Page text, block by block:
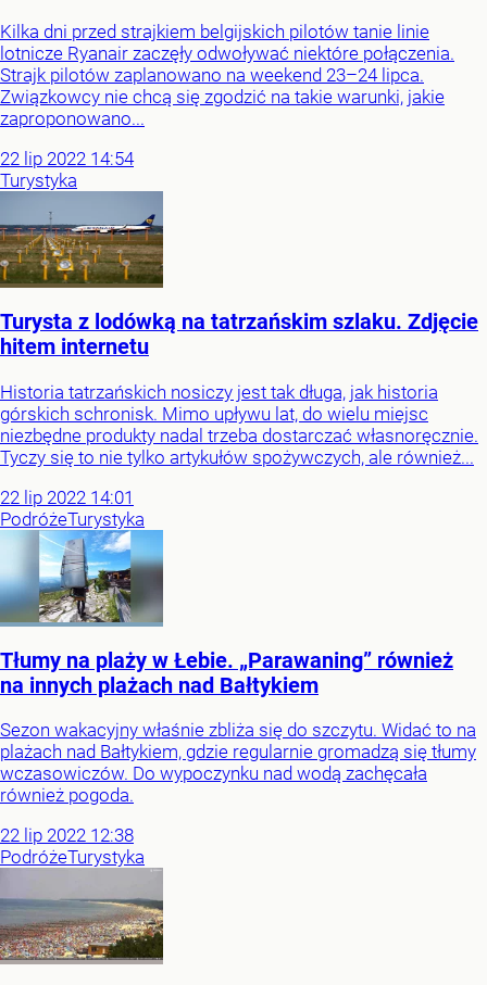
Kilka dni przed strajkiem belgijskich pilotów tanie linie
lotnicze Ryanair zaczęły odwoływać niektóre połączenia.
Strajk pilotów zaplanowano na weekend 23–24 lipca.
Związkowcy nie chcą się zgodzić na takie warunki, jakie
zaproponowano...
22 lip 2022 14:54
Turystyka
Turysta z lodówką na tatrzańskim szlaku. Zdjęcie
hitem internetu
Historia tatrzańskich nosiczy jest tak długa, jak historia
górskich schronisk. Mimo upływu lat, do wielu miejsc
niezbędne produkty nadal trzeba dostarczać własnoręcznie.
Tyczy się to nie tylko artykułów spożywczych, ale również...
22 lip 2022 14:01
PodróżeTurystyka
Tłumy na plaży w Łebie. „Parawaning” również
na innych plażach nad Bałtykiem
Sezon wakacyjny właśnie zbliża się do szczytu. Widać to na
plażach nad Bałtykiem, gdzie regularnie gromadzą się tłumy
wczasowiczów. Do wypoczynku nad wodą zachęcała
również pogoda.
22 lip 2022 12:38
PodróżeTurystyka